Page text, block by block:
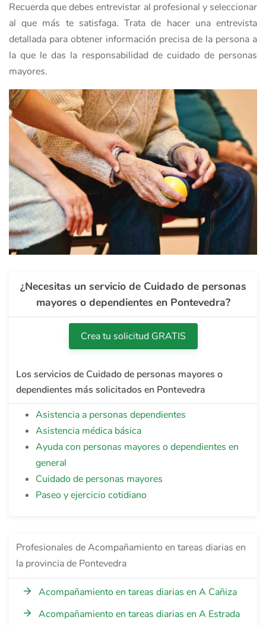
Recuerda que debes entrevistar al profesional y seleccionar
al que más te satisfaga. Trata de hacer una entrevista
detallada para obtener información precisa de la persona a
la que le das la responsabilidad de cuidado de personas
mayores.
¿Necesitas un servicio de Cuidado de personas
mayores o dependientes en Pontevedra?
Crea tu solicitud GRATIS
Los servicios de Cuidado de personas mayores o
dependientes más solicitados en Pontevedra
Asistencia a personas dependientes
Asistencia médica básica
Ayuda con personas mayores o dependientes en
general
Cuidado de personas mayores
Paseo y ejercicio cotidiano
Profesionales de Acompañamiento en tareas diarias en
la provincia de Pontevedra
Acompañamiento en tareas diarias en A Cañiza
Acompañamiento en tareas diarias en A Estrada